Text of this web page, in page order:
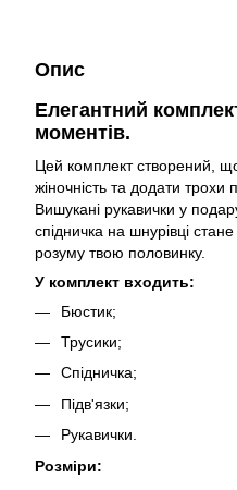
Опис
Елегантний
моментів.
Цей комплект створений,
жіночність та додати трохи
Вишукані рукавички у
спідничка на шнурівці
розуму твою половинку.
У комплект входить:
Бюстик;
Трусики;
Спідничка;
Підв'язки;
Рукавички.
Розміри: